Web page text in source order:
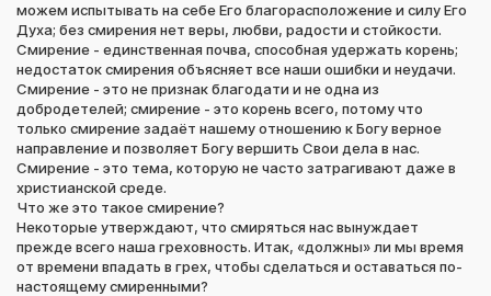
можем испытывать на себе Его благорасположение и силу Его
Духа; без смирения нет веры, любви, радости и стойкости.
Смирение - единственная почва, способная удержать корень;
недостаток смирения объясняет все наши ошибки и неудачи.
Смирение - это не признак благодати и не одна из
добродетелей; смирение - это корень всего, потому что
только смирение задаёт нашему отношению к Богу верное
направление и позволяет Богу вершить Свои дела в нас.
Смирение - это тема, которую не часто затрагивают даже в
христианской среде.
Что же это такое смирение?
Некоторые утверждают, что смиряться нас вынуждает
прежде всего наша греховность. Итак, «должны» ли мы время
от времени впадать в грех, чтобы сделаться и оставаться по-
настоящему смиренными?